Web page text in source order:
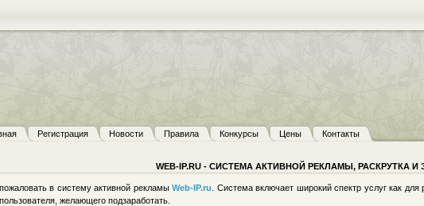
Регистрация Новости Правила Конкурсы Цены Контакты
WEB-IP.RU - СИСТЕМА АКТИВНОЙ РЕКЛАМЫ, РАСКРУТКА И
в систему активной рекламыWeb-IP.ru
. Система включает широкий спектр услуг как
желающего подзаработать.